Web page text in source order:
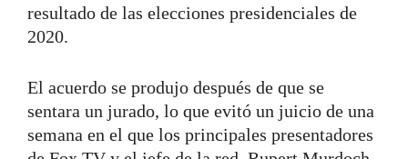
resultado de las elecciones presidenciales de
2020.
El acuerdo se produjo después de que se
sentara un jurado, lo que evitó un juicio de una
semana en el que los principales presentadores